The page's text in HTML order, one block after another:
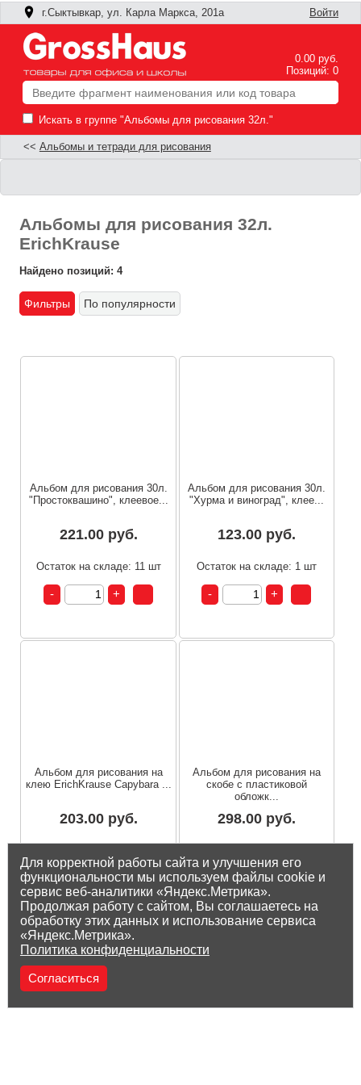
г.Сыктывкар, ул. Карла Маркса, 201а Войти
0.00 руб.
Позиций: 0
Искать в группе "Альбомы для рисования 32л."
<< Альбомы и тетради для рисования
Альбомы для рисования 32л.
ErichKrause
Найдено позиций: 4
Фильтры По популярности
Альбом для рисования 30л.
"Простоквашино", клеевое...
221.00 руб.
Остаток на складе: 11 шт
Альбом для рисования 30л.
"Хурма и виноград", клее...
123.00 руб.
Остаток на складе: 1 шт
Альбом для рисования на
клею ErichKrause Capybara ...
203.00 руб.
Альбом для рисования на
скобе c пластиковой
обложк...
298.00 руб.
Для корректной работы сайта и улучшения его
функциональности мы используем файлы cookie и
сервис веб-аналитики «Яндекс.Метрика».
Продолжая работу с сайтом, Вы соглашаетесь на
обработку этих данных и использование сервиса
«Яндекс.Метрика».
Политика конфиденциальности
Согласиться